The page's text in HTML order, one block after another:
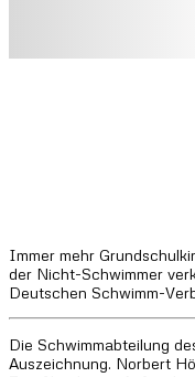
Immer mehr
der Nicht-Schwimmer
Deutschen Schwimm-
Die Schwimmabteilung
Auszeichnung. Norbert